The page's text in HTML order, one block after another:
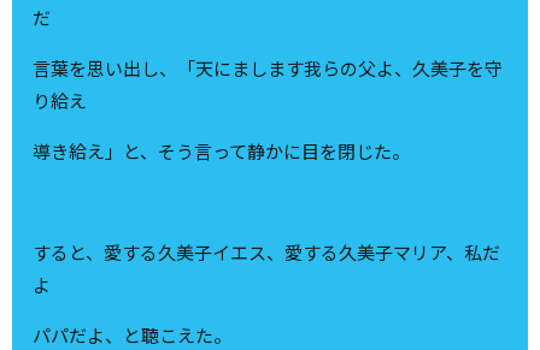
だ
言葉を思い出し、「天にまします我らの父よ、久美子を守
り給え
導き給え」と、そう言って静かに目を閉じた。
すると、愛する久美子イエス、愛する久美子マリア、私だ
よ
パパだよ、と聴こえた。